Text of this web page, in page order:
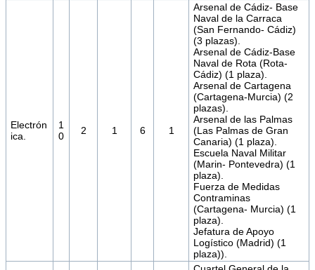
Electrón
ica.
1
0
2 1 6 1
Arsenal de Cádiz- Base
Naval de la Carraca
(San Fernando- Cádiz)
(3 plazas).
Arsenal de Cádiz-Base
Naval de Rota (Rota-
Cádiz) (1 plaza).
Arsenal de Cartagena
(Cartagena-Murcia) (2
plazas).
Arsenal de las Palmas
(Las Palmas de Gran
Canaria) (1 plaza).
Escuela Naval Militar
(Marin- Pontevedra) (1
plaza).
Fuerza de Medidas
Contraminas
(Cartagena- Murcia) (1
plaza).
Jefatura de Apoyo
Logístico (Madrid) (1
plaza)).